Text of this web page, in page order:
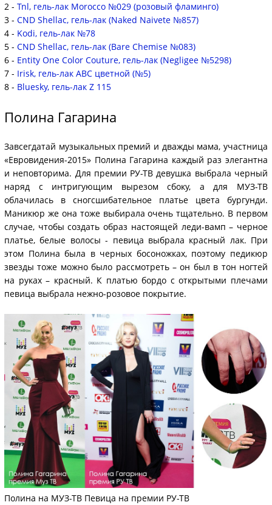
2 - Tnl, гель-лак Morocco №029 (розовый фламинго)
3 - CND Shellac, гель-лак (Naked Naivete №857)
4 - Kodi, гель-лак №78
5 - CND Shellac, гель-лак (Bare Chemise №083)
6 - Entity One Color Couture, гель-лак (Negligee №5298)
7 - Irisk, гель-лак АВС цветной (№5)
8 - Bluesky, гель-лак Z 115
Полина Гагарина
Завсегдатай музыкальных премий и дважды мама, участница
«Евровидения-2015» Полина Гагарина каждый раз элегантна
и неповторима. Для премии РУ-ТВ девушка выбрала черный
наряд с интригующим вырезом сбоку, а для МУЗ-ТВ
облачилась в сногсшибательное платье цвета бургунди.
Маникюр же она тоже выбирала очень тщательно. В первом
случае, чтобы создать образ настоящей леди-вамп – черное
платье, белые волосы - певица выбрала красный лак. При
этом Полина была в черных босоножках, поэтому педикюр
звезды тоже можно было рассмотреть – он был в тон ногтей
на руках – красный. К платью бордо с открытыми плечами
певица выбрала нежно-розовое покрытие.
Полина на МУЗ-ТВ Певица на премии РУ-ТВ